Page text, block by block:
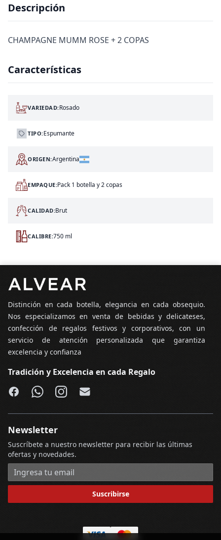
Descripción
CHAMPAGNE MUMM ROSE + 2 COPAS
Características
VARIEDAD:Rosado
TIPO:Espumante
ORIGEN:Argentina
EMPAQUE:Pack 1 botella y 2 copas
CALIDAD:Brut
CALIBRE:750 ml
Distinción en cada botella, elegancia en cada obsequio.
Nos especializamos en venta de bebidas y delicateses,
confección de regalos festivos y corporativos, con un
servicio de atención personalizada que garantiza
excelencia y confianza
Tradición y Excelencia en cada Regalo
Facebook
WhatsApp
Instagram
Email
Newsletter
Suscríbete a nuestro newsletter para recibir las últimas
ofertas y novedades.
Dirección de correo electrónico
Suscribirse